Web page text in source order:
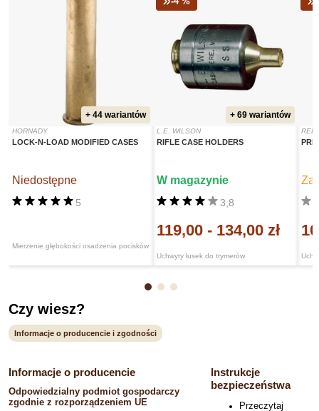
+ 44 wariantów
HORNADY
LOCK-N-LOAD MODIFIED CASES
Mierzenie głębokości osadzenia pocisków
5
Niedostępne
+ 69 wariantów
L.E. WILSON
RIFLE CASE HOLDERS
Uchwyty łusek do trymerów
3,8
W magazynie
119,00 - 134,00 zł
Czy wiesz?
Informacje o producencie i zgodności
Informacje o producencie
Odpowiedzialny podmiot gospodarczy
zgodnie z rozporządzeniem UE
Instrukcje
bezpieczeństwa
Przeczytaj